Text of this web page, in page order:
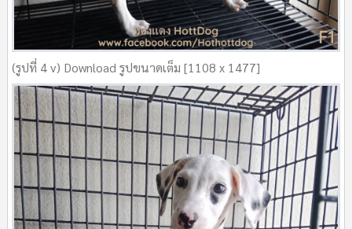
(รูปที่ 4 v) Download รูปขนาดเต็ม [1108 x 1477]